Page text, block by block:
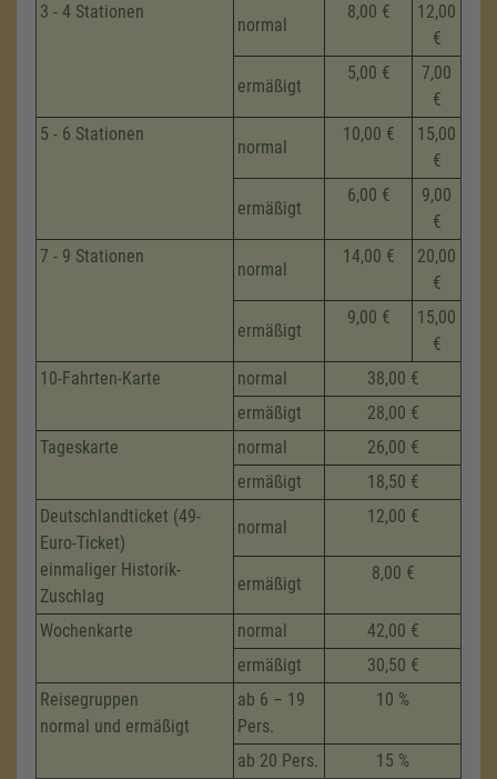
3 - 4 Stationen
normal
8,00 €
12,00
€
ermäßigt
5,00 €
7,00
€
5 - 6 Stationen
normal
10,00 €
15,00
€
ermäßigt
6,00 €
9,00
€
7 - 9 Stationen
normal
14,00 €
20,00
€
ermäßigt
9,00 €
15,00
€
10-Fahrten-Karte
normal
38,00 €
ermäßigt
28,00 €
Tageskarte
normal
26,00 €
ermäßigt
18,50 €
Deutschlandticket (49-
Euro-Ticket)
einmaliger Historik-
Zuschlag
normal
12,00 €
ermäßigt
8,00 €
Wochenkarte normal
42,00 €
ermäßigt
30,50 €
Reisegruppen
normal und ermäßigt
ab 6 – 19
Pers.
10 %
ab 20 Pers. 15 %